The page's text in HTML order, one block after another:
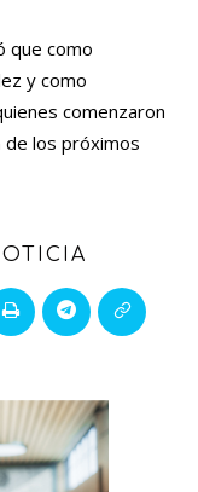
que como
y como
comenzaron
de los próximos